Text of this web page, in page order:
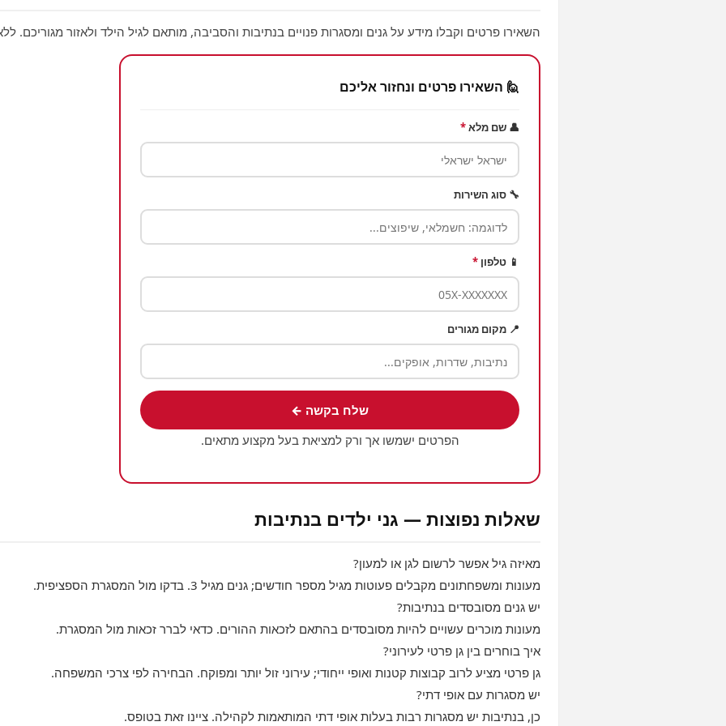
השאירו פרטים וקבלו מידע על גנים ומסגרות פנויים בנתיבות והסביבה, מותאם לגיל הילד ולאזור מגוריכם.
🙋 השאירו פרטים ונחזור אליכם
👤 שם מלא*
🔧 סוג השירות
📱 טלפון *
📍 מקום מגורים
שלח בקשה ←
הפרטים ישמשו אך ורק למציאת בעל מקצוע מתאים.
שאלות נפוצות — גני ילדים בנתיבות
מאיזה גיל אפשר לרשום לגן או למעון?
מעונות ומשפחתונים מקבלים פעוטות מגיל מספר חודשים; גנים מגיל 3. בדקו מול המסגרת הספציפית.
יש גנים מסובסדים בנתיבות?
מעונות מוכרים עשויים להיות מסובסדים בהתאם לזכאות ההורים. כדאי לברר זכאות מול המסגרת.
איך בוחרים בין גן פרטי לעירוני?
גן פרטי מציע לרוב קבוצות קטנות ואופי ייחודי; עירוני זול יותר ומפוקח. הבחירה לפי צרכי המשפחה.
יש מסגרות עם אופי דתי?
כן, בנתיבות יש מסגרות רבות בעלות אופי דתי המותאמות לקהילה. ציינו זאת בטופס.